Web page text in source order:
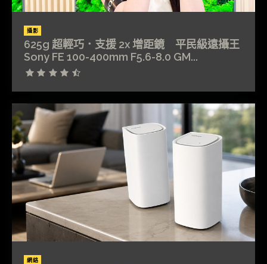
攝影
625g 超輕巧．支援 2x 增距鏡 平民級遠攝王
Sony FE 100-400mm F5.6-8.0 GM...
網絡